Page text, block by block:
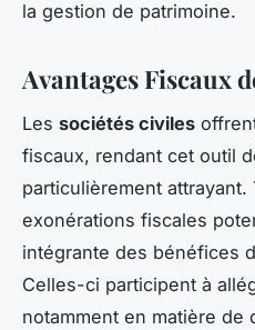
la gestion de patrimoine.
Avantages Fiscaux
Les sociétés civiles
fiscaux, rendant cet outil
particulièrement attrayant.
exonérations fiscales
intégrante des bénéfices
Celles-ci participent à
notamment en matière